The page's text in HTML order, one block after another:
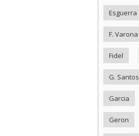
Esguerra
F. Varona
Fidel
G. Santos
Garcia
Geron